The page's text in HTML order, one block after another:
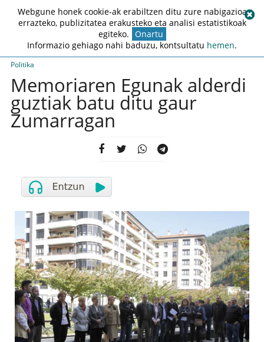
Politika
Memoriaren Egunak alderdi
guztiak batu ditu gaur
Zumarragan
Webgune honek cookie-ak erabiltzen ditu zure nabigazioa
errazteko, publizitatea erakusteko eta analisi estatistikoak
egiteko. Onartu
Informazio gehiago nahi baduzu, kontsultatu hemen.